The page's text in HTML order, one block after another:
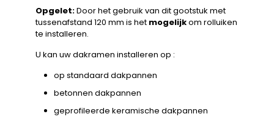
Opgelet:Door het gebruik van dit gootstuk met
tussenafstand 120 mm is het mogelijkom rolluiken
te installeren.
U kan uw dakramen installeren op :
op standaard dakpannen
betonnen dakpannen
geprofileerde keramische dakpannen